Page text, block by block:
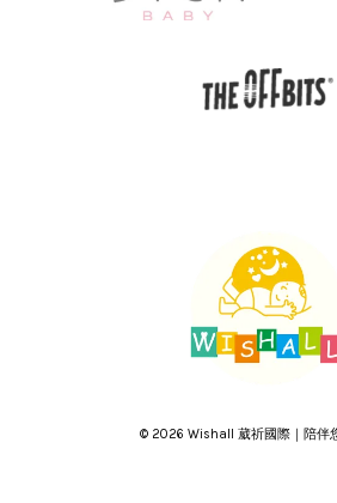
© 2026 Wishall 葳祈國際｜陪伴